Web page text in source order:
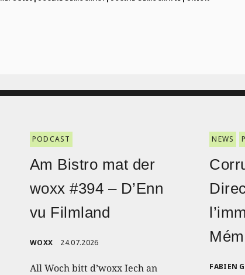
PODCAST
Am Bistro mat der
woxx #394 – D’Enn
vu Filmland
WOXX 24.07.2026
All Woch bitt d’woxx Iech an
NEWS
FABIEN